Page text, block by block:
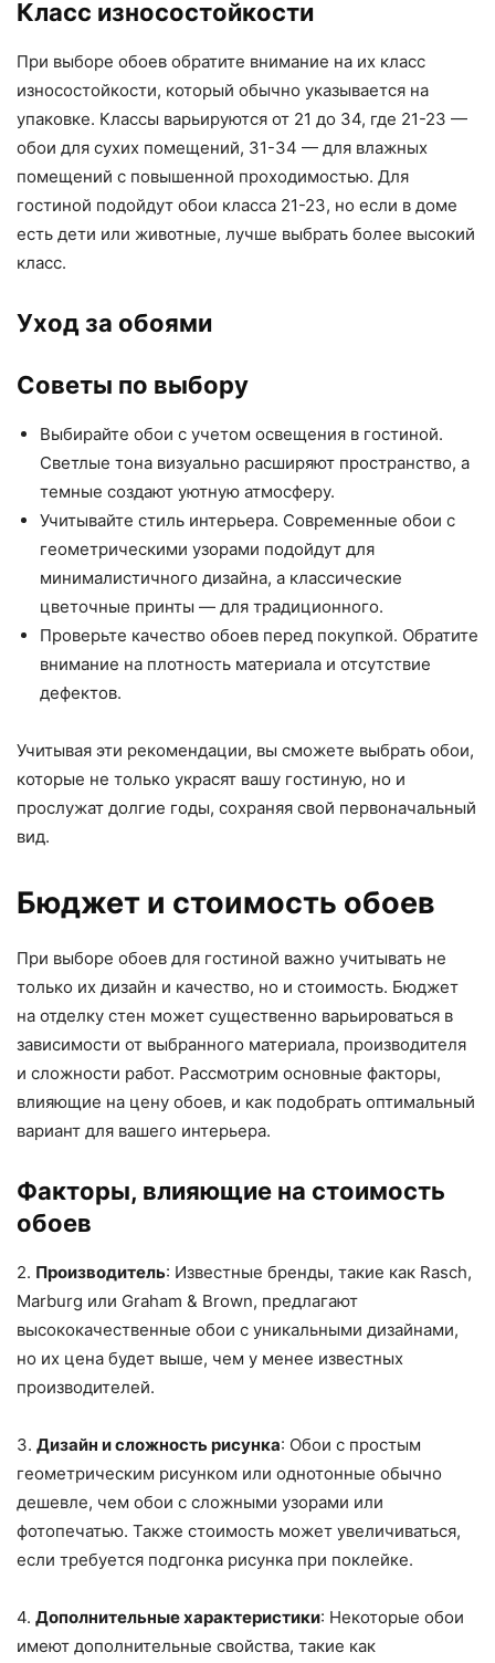
Класс износостойкости
При выборе обоев обратите внимание на их класс
износостойкости, который обычно указывается на
упаковке. Классы варьируются от 21 до 34, где 21-23 —
обои для сухих помещений, 31-34 — для влажных
помещений с повышенной проходимостью. Для
гостиной подойдут обои класса 21-23, но если в доме
есть дети или животные, лучше выбрать более высокий
класс.
Уход за обоями
Советы по выбору
Выбирайте обои с учетом освещения в гостиной.
Светлые тона визуально расширяют пространство, а
темные создают уютную атмосферу.
Учитывайте стиль интерьера. Современные обои с
геометрическими узорами подойдут для
минималистичного дизайна, а классические
цветочные принты — для традиционного.
Проверьте качество обоев перед покупкой. Обратите
внимание на плотность материала и отсутствие
дефектов.
Учитывая эти рекомендации, вы сможете выбрать обои,
которые не только украсят вашу гостиную, но и
прослужат долгие годы, сохраняя свой первоначальный
вид.
Бюджет и стоимость обоев
При выборе обоев для гостиной важно учитывать не
только их дизайн и качество, но и стоимость. Бюджет
на отделку стен может существенно варьироваться в
зависимости от выбранного материала, производителя
и сложности работ. Рассмотрим основные факторы,
влияющие на цену обоев, и как подобрать оптимальный
вариант для вашего интерьера.
Факторы, влияющие на стоимость
обоев
2. Производитель: Известные бренды, такие как Rasch,
Marburg или Graham & Brown, предлагают
высококачественные обои с уникальными дизайнами,
но их цена будет выше, чем у менее известных
производителей.
3. Дизайн и сложность рисунка: Обои с простым
геометрическим рисунком или однотонные обычно
дешевле, чем обои с сложными узорами или
фотопечатью. Также стоимость может увеличиваться,
если требуется подгонка рисунка при поклейке.
4. Дополнительные характеристики: Некоторые обои
имеют дополнительные свойства, такие как